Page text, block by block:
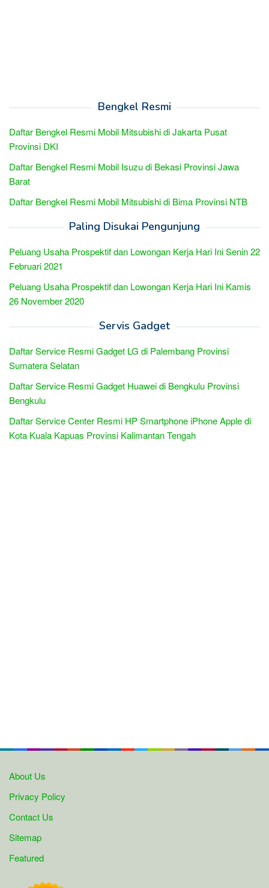
Bengkel Resmi
Daftar Bengkel Resmi Mobil Mitsubishi di Jakarta Pusat
Provinsi DKI
Daftar Bengkel Resmi Mobil Isuzu di Bekasi Provinsi Jawa
Barat
Daftar Bengkel Resmi Mobil Mitsubishi di Bima Provinsi NTB
Paling Disukai Pengunjung
Peluang Usaha Prospektif dan Lowongan Kerja Hari Ini Senin 22
Februari 2021
Peluang Usaha Prospektif dan Lowongan Kerja Hari Ini Kamis
26 November 2020
Servis Gadget
Daftar Service Resmi Gadget LG di Palembang Provinsi
Sumatera Selatan
Daftar Service Resmi Gadget Huawei di Bengkulu Provinsi
Bengkulu
Daftar Service Center Resmi HP Smartphone iPhone Apple di
Kota Kuala Kapuas Provinsi Kalimantan Tengah
About Us
Privacy Policy
Contact Us
Sitemap
Featured